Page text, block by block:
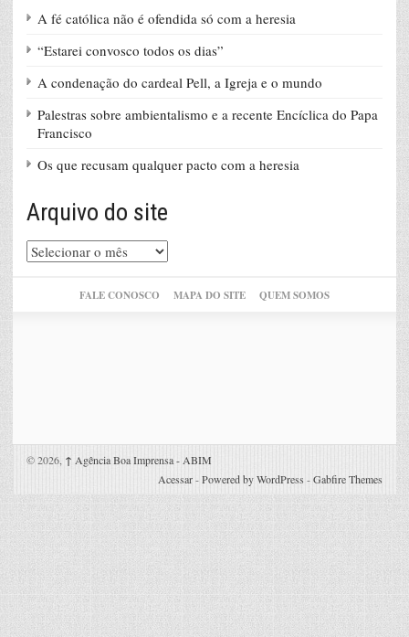
A fé católica não é ofendida só com a heresia
“Estarei convosco todos os dias”
A condenação do cardeal Pell, a Igreja e o mundo
Palestras sobre ambientalismo e a recente Encíclica do Papa
Francisco
Os que recusam qualquer pacto com a heresia
Arquivo do site
Arquivo
do
FALE CONOSCO MAPA DO SITE QUEM SOMOS
© 2026, ↑ Agência Boa Imprensa - ABIM
Acessar-Powered by WordPress -Gabfire Themes